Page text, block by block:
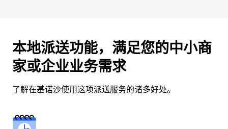
本地派送功能，满足您的中小商
家或企业业务需求
了解在基诺沙使用这项派送服务的诸多好处。